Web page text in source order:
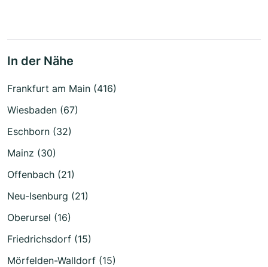
In der Nähe
Frankfurt am Main (416)
Wiesbaden (67)
Eschborn (32)
Mainz (30)
Offenbach (21)
Neu-Isenburg (21)
Oberursel (16)
Friedrichsdorf (15)
Mörfelden-Walldorf (15)